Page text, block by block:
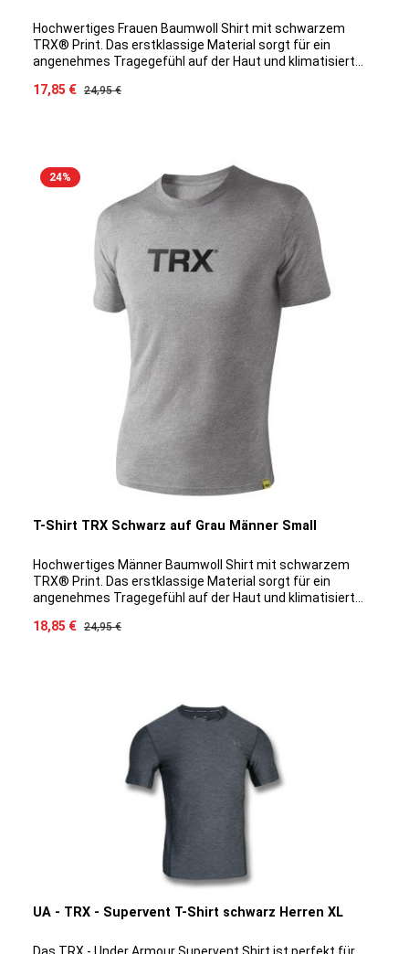
Hochwertiges Frauen Baumwoll Shirt mit schwarzem
TRX® Print. Das erstklassige Material sorgt für ein
angenehmes Tragegefühl auf der Haut und klimatisiert
die spezielle Baumwoll/Modal Mischung ist ein Eingehen
Verkaufspreis:
17,85 € Regulärer Preis:
24,95 €
24%
T-Shirt TRX Schwarz auf Grau Männer Small
Hochwertiges Männer Baumwoll Shirt mit schwarzem
TRX® Print. Das erstklassige Material sorgt für ein
angenehmes Tragegefühl auf der Haut und klimatisiert
die spezielle Baumwoll/Modal Mischung ist ein Eingehen
Verkaufspreis:
18,85 € Regulärer Preis:
24,95 €
UA - TRX - Supervent T-Shirt schwarz Herren XL